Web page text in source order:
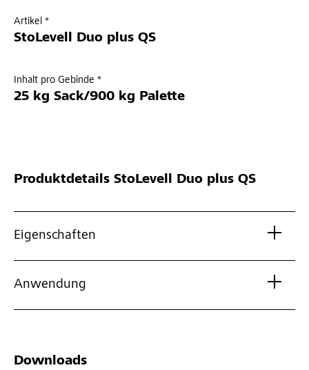
Artikel *
StoLevell Duo plus QS
Inhalt pro Gebinde *
25 kg Sack/900 kg Palette
Produktdetails StoLevell Duo plus QS
Eigenschaften
Anwendung
Downloads